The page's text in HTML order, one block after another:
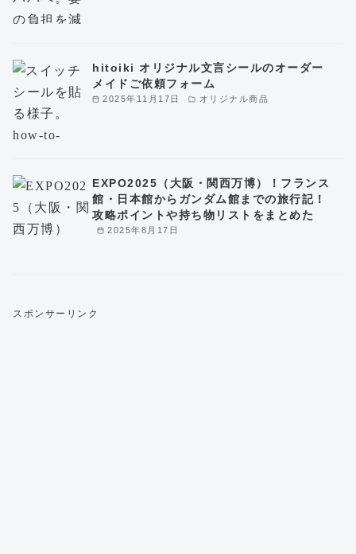
2025年11月17日 オリジナル商品
hitoiki オリジナル文言シールのオーダー
メイドご依頼フォーム
2025年8月17日
EXPO2025（大阪・関西万博）！フランス
館・日本館からガンダム館までの旅行記！
攻略ポイントや持ち物リストをまとめた
スポンサーリンク